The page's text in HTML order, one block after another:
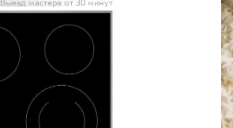
Выезд мастера от 30 минут